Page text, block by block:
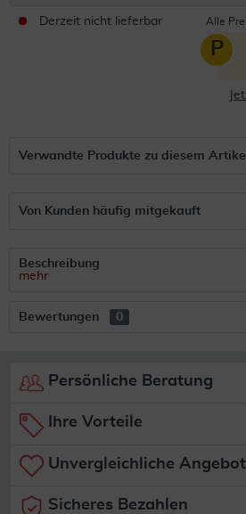
Derzeit nicht lieferbar Alle
P
Verwandte Produkte zu diesem Artikel
Von Kunden häufig mitgekauft
Beschreibung
mehr
Bewertungen 0
Persönliche Beratung
Ihre Vorteile
Unvergleichliche
Sicheres Bezahlen